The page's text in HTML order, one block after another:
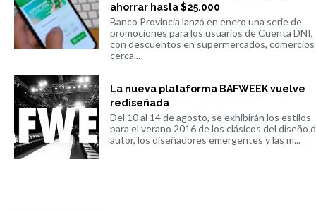
ahorrar hasta $25.000
Banco Provincia lanzó en enero una serie de
promociones para los usuarios de Cuenta DNI,
con descuentos en supermercados,
cerca...
La nueva plataforma BAFWEEK vuelve
rediseñada
Del 10 al 14 de agosto, se exhibirán los estilos
para el verano 2016 de los clásicos del diseño
autor, los diseñadores emergentes y las m...